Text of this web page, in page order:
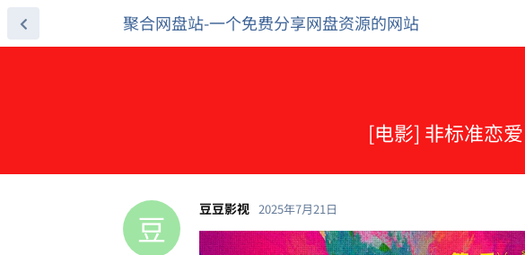
聚合网盘站-一个免费分享网盘资源的网站
[电影] 非标准恋
豆 豆豆影视 2025年7月21日